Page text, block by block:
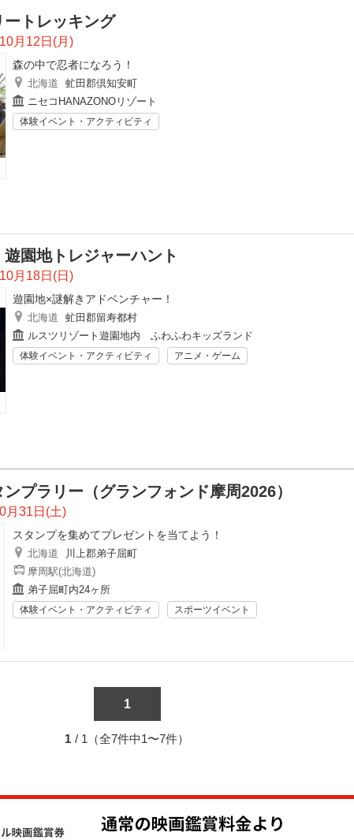
トレッキング
月12日(月)
森の中で忍者になろう！
北海道
虻田郡倶知安町
ニセコHANAZONOリゾート
体験イベント・アクティビティ
園地トレジャーハント
月18日(日)
遊園地×謎解きアドベンチャー！
北海道
虻田郡留寿都村
ルスツリゾート遊園地内 ふわふわキッズランド
体験イベント・アクティビティ アニメ・ゲーム
プラリー（グランフォンド摩周2026）
月31日(土)
スタンプを集めてプレゼントを当てよう！
北海道
川上郡弟子屈町
摩周駅(北海道)
弟子屈町内24ヶ所
体験イベント・アクティビティ スポーツイベント
1
1 / 1（全7件中1〜7件）